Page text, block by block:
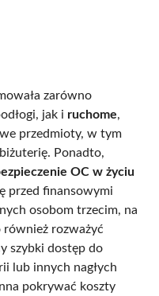
zarówno
jak i ruchome,
przedmioty, w tym
Ponadto,
OC w życiu
przed finansowymi
osobom trzecim, na
również rozważyć
szybki dostęp do
lub innych nagłych
pokrywać koszty